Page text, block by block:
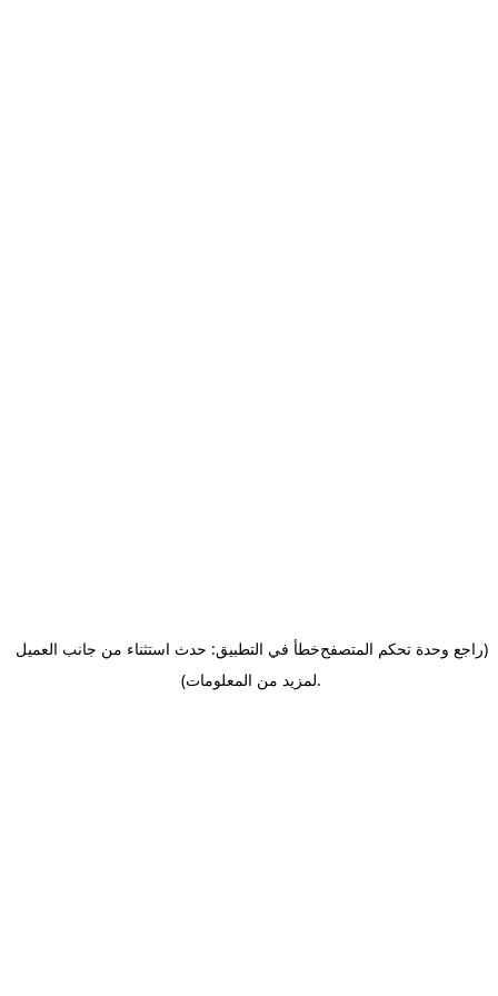
خطأ في التطبيق: حدث استثناء من جانب العميل(راجع وحدة تحكم المتصفح
لمزيد من المعلومات).